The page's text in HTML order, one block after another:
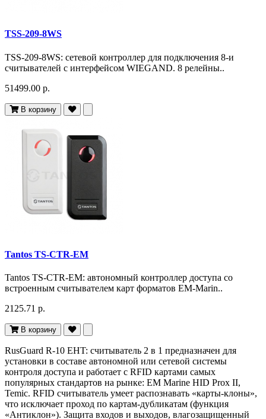
TSS-209-8WS
TSS-209-8WS: сетевой контроллер для подключения 8-и
считывателей с интерфейсом WIEGAND. 8 релейны..
51499.00 р.
В корзину
Tantos TS-CTR-EM
Tantos TS-CTR-EM: автономный контроллер доступа со
встроенным считывателем карт форматов EM-Marin..
2125.71 р.
В корзину
RusGuard R-10 EHT: считыватель 2 в 1 предназначен для
установки в составе автономной или сетевой системы
контроля доступа и работает с RFID картами самых
популярных стандартов на рынке: EM Marine HID Prox II,
Temic. RFID считыватель умеет распознавать «карты-клоны»,
что исключает проход по картам-дубликатам (функция
«Антиклон»). Защита входов и выходов, влагозащищенный